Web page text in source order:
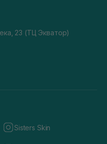
23 (ТЦ Экватор)
Sisters Skin